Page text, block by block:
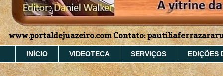
www.portaldejuazeiro.com Contato:
INÍCIO VIDEOTECA SERVIÇOS EDIÇÕES